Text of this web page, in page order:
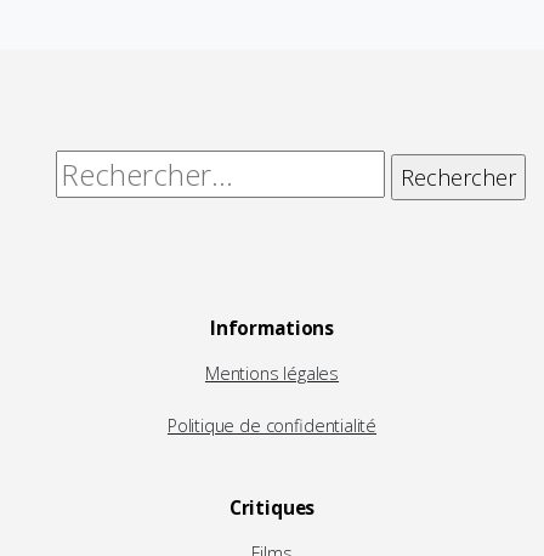
Rechercher :
Informations
Mentions légales
Politique de confidentialité
Critiques